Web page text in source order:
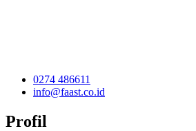
0274 486611
info@faast.co.id
Profil